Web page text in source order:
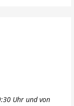
Uhr und von